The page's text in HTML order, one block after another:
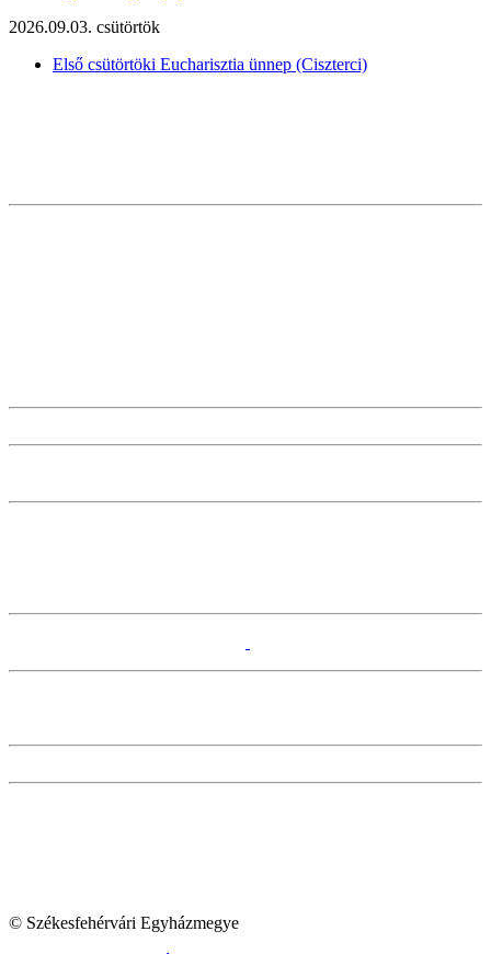
2026.09.03. csütörtök
Első csütörtöki Eucharisztia ünnep (Ciszterci)
© Székesfehérvári Egyházmegye